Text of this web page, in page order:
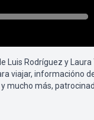
Luis Rodríguez y Laura
viajar, informacióno
mucho más,